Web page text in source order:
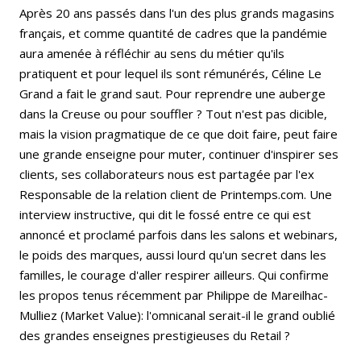
Après 20 ans passés dans l'un des plus grands magasins
français, et comme quantité de cadres que la pandémie
aura amenée à réfléchir au sens du métier qu'ils
pratiquent et pour lequel ils sont rémunérés, Céline Le
Grand a fait le grand saut. Pour reprendre une auberge
dans la Creuse ou pour souffler ? Tout n'est pas dicible,
mais la vision pragmatique de ce que doit faire, peut faire
une grande enseigne pour muter, continuer d'inspirer ses
clients, ses collaborateurs nous est partagée par l'ex
Responsable de la relation client de Printemps.com. Une
interview instructive, qui dit le fossé entre ce qui est
annoncé et proclamé parfois dans les salons et webinars,
le poids des marques, aussi lourd qu'un secret dans les
familles, le courage d'aller respirer ailleurs. Qui confirme
les propos tenus récemment par Philippe de Mareilhac-
Mulliez (Market Value): l'omnicanal serait-il le grand oublié
des grandes enseignes prestigieuses du Retail ?